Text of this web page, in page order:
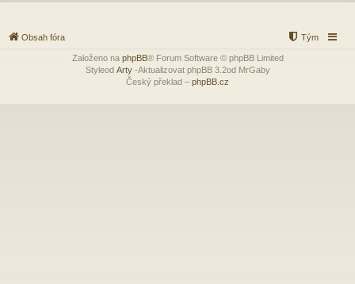
Obsah fóra Tým
Založeno na phpBB® Forum Software © phpBB Limited
Styleod Arty-Aktualizovat phpBB 3.2od MrGaby
Český překlad – phpBB.cz